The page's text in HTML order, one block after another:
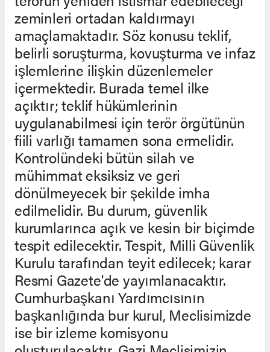
zeminleri ortadan kaldırmayı
amaçlamaktadır. Söz konusu teklif,
belirli soruşturma, kovuşturma ve infaz
işlemlerine ilişkin düzenlemeler
içermektedir. Burada temel ilke
açıktır; teklif hükümlerinin
uygulanabilmesi için terör örgütünün
fiili varlığı tamamen sona ermelidir.
Kontrolündeki bütün silah ve
mühimmat eksiksiz ve geri
dönülmeyecek bir şekilde imha
edilmelidir. Bu durum, güvenlik
kurumlarınca açık ve kesin bir biçimde
tespit edilecektir. Tespit, Milli Güvenlik
Kurulu tarafından teyit edilecek; karar
Resmi Gazete'de yayımlanacaktır.
Cumhurbaşkanı Yardımcısının
başkanlığında bur kurul, Meclisimizde
ise bir izleme komisyonu